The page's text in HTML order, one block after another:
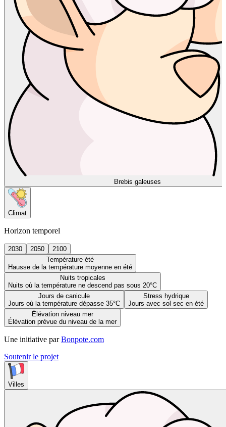
Brebis galeuses
Climat
Horizon temporel
2030 2050
2100
Température été
Hausse de la température moyenne en été
Nuits tropicales
Nuits où la température ne descend pas sous 20°C
Jours de canicule
Jours où la température dépasse 35°C
Stress hydrique
Jours avec sol sec en été
Élévation niveau mer
Élévation prévue du niveau de la mer
Une initiative par Bonpote.com
Soutenir le projet
Villes